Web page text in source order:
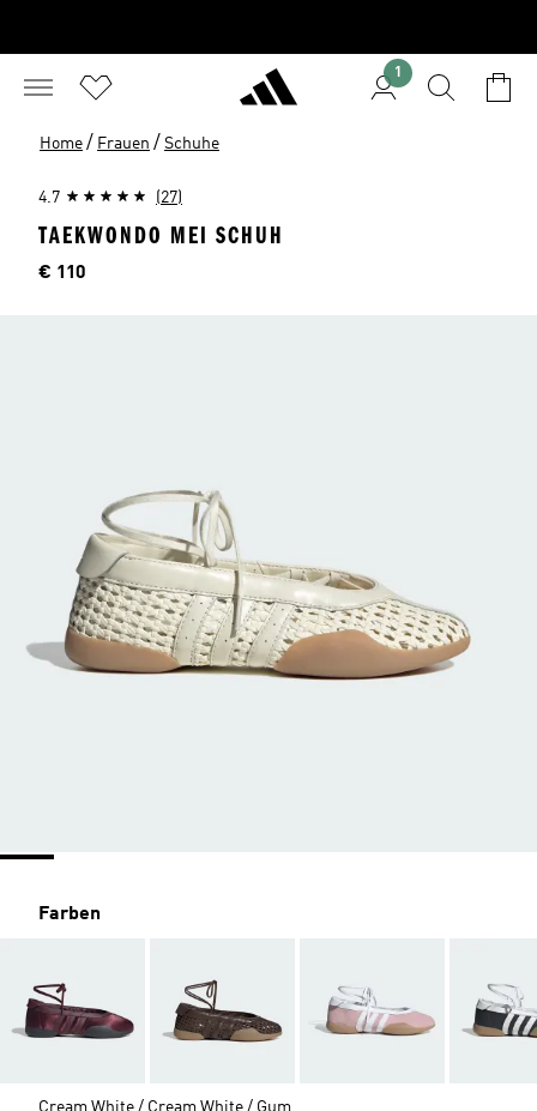
1
Home / Frauen / Schuhe
4.7 (27)
TAEKWONDO MEI SCHUH
Preis
€ 110
Farben
Cream White / Cream White / Gum